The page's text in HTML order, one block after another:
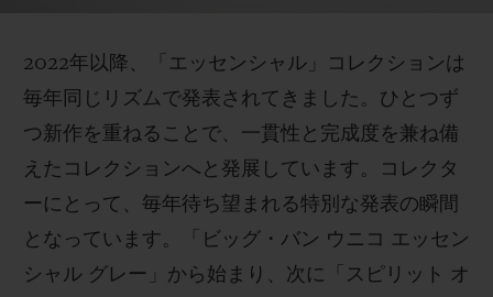
2022年以降、「エッセンシャル」コレクションは
毎年同じリズムで発表されてきました。ひとつず
つ新作を重ねることで、一貫性と完成度を兼ね備
えたコレクションへと発展しています。コレクタ
ーにとって、毎年待ち望まれる特別な発表の瞬間
となっています。「ビッグ・バン ウニコ エッセン
シャル グレー」から始まり、次に「スピリット オ